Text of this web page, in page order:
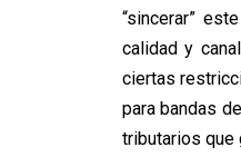
“sincerar”
calidad y
ciertas
para bandas
tributarios que